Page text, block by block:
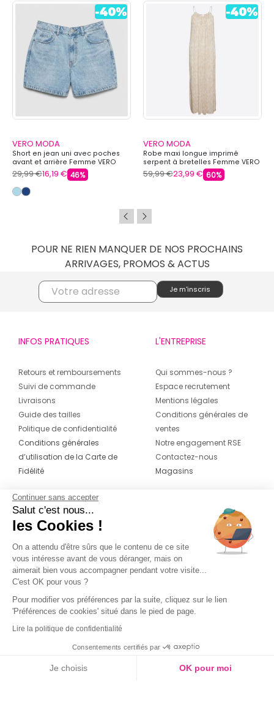
VERO MODA
Short en jean uni avec poches
avant et arrière Femme VERO
MODA
29,99 €16,19 € 46%
VERO MODA
Robe maxi longue imprimé
serpent à bretelles Femme VERO
MODA
59,99 €23,99 € 60%
POUR NE RIEN MANQUER DE NOS PROCHAINS
ARRIVAGES, PROMOS & ACTUS
INFOS PRATIQUES
Retours et remboursements
Suivi de commande
Livraisons
Guide des tailles
Politique de confidentialité
Conditions générales
d’utilisation de la Carte de
Fidélité
L'ENTREPRISE
Qui sommes-nous ?
Espace recrutement
Mentions légales
Conditions générales de
ventes
Notre engagement RSE
Contactez-nous
Magasins
CONTACT
04 42 20 78 42
Du lundi au jeudi de 8h30 à 16h30 & le
vendredi de 8h30 à 15h30
Continuer sans accepter
Salut c'est nous...
les Cookies !
On a attendu d'être sûrs que le contenu de ce site
vous intéresse avant de vous déranger, mais on
aimerait bien vous accompagner pendant votre visite...
C'est OK pour vous ?
Pour modifier vos préférences par la suite, cliquez sur le lien
'Préférences de cookies' situé dans le pied de page.
Lire la politique de confidentialité
Consentements certifiés par
Je choisis OK pour moi